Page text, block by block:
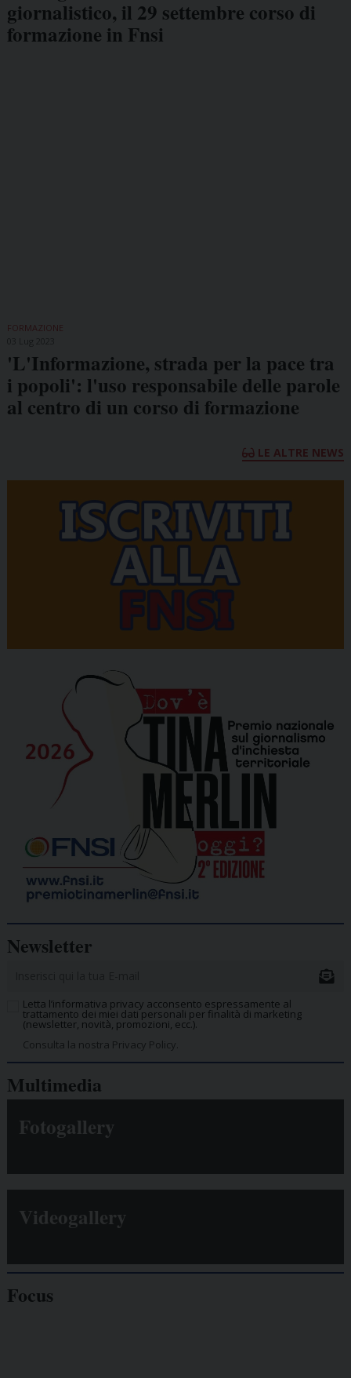
giornalistico, il 29 settembre corso di
formazione in Fnsi
FORMAZIONE
'L'Informazione, strada per la pace tra
i popoli': l'uso responsabile delle parole
al centro di un corso di formazione
LE ALTRE NEWS
Newsletter
Letta l’informativa privacy acconsento espressamente al
trattamento dei miei dati personali per finalità di marketing
(newsletter, novità, promozioni, ecc.).
Consulta la nostra Privacy Policy.
Multimedia
Fotogallery
Videogallery
Focus